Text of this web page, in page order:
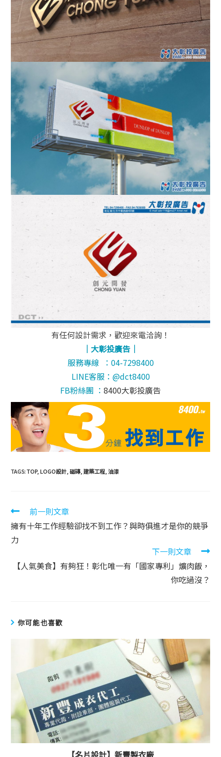
有任何設計需求，歡迎來電洽詢！
｜大彰投廣告｜
服務專線 ：04-7298400
LINE客服：@dct8400
FB粉絲團 ： 8400大彰投廣告
TAGS:TOP, LOGO設計, 磁磚, 建築工程, 油漆
前一則文章
擁有十年工作經驗卻找不到工作？與時俱進才是你的競爭
力
下一則文章
【人氣美食】有夠狂！彰化唯一有「國家專利」爌肉飯，
你吃過沒？
你可能也喜歡
【名片設計】新豐製衣廠